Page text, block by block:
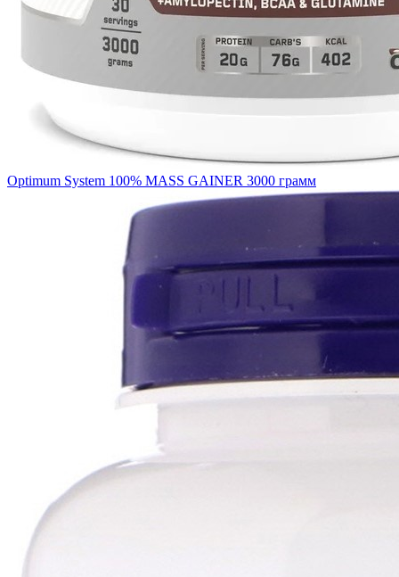
Optimum System 100% MASS GAINER 3000 грамм